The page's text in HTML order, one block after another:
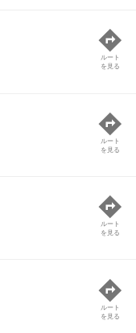
ルート
を見る
ルート
を見る
ルート
を見る
ルート
を見る